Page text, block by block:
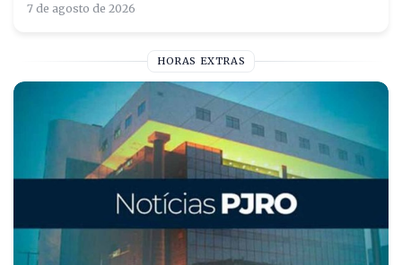
7 de agosto de 2026
HORAS EXTRAS